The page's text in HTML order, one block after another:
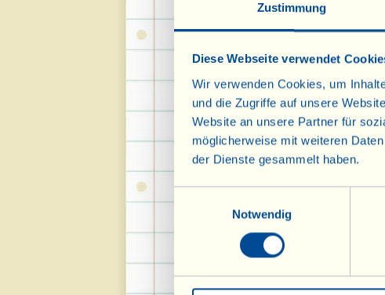
Zustimmung
Diese Webseite verwendet
Wir verwenden Cookies, um
und die Zugriffe auf unsere
Website an unsere Partner für
möglicherweise mit weiteren
der Dienste gesammelt haben.
Notwendig
0043 7666 21370
GPS-
N 47° 55' 39.303",